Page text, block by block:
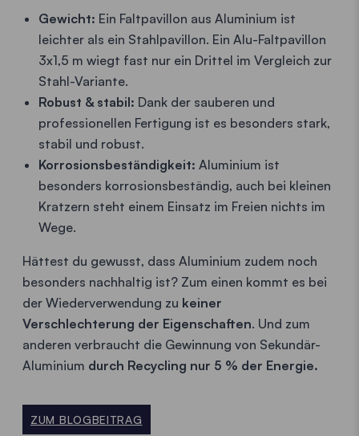
Gewicht: Ein Faltpavillon aus Aluminium ist
leichter als ein Stahlpavillon. Ein Alu-Faltpavillon
3x1,5 m wiegt fast nur ein Drittel im Vergleich zur
Stahl-Variante.
Robust & stabil: Dank der sauberen und
professionellen Fertigung ist es besonders stark,
stabil und robust.
Korrosionsbeständigkeit: Aluminium ist
besonders korrosionsbeständig, auch bei kleinen
Kratzern steht einem Einsatz im Freien nichts im
Wege.
Hättest du gewusst, dass Aluminium zudem noch
besonders nachhaltig ist? Zum einen kommt es bei
der Wiederverwendung zu keiner
Verschlechterung der Eigenschaften. Und zum
anderen verbraucht die Gewinnung von Sekundär-
Aluminium durch Recycling nur 5 % der Energie.
ZUM BLOGBEITRAG